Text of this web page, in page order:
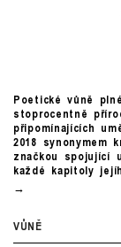
Poetické vůně
stoprocentně
připomínajících
2018 synonymem
značkou spojující
každé kapitoly
VŮNĚ